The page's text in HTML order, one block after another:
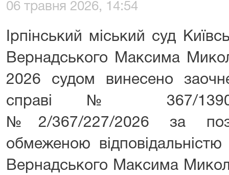
06 травня 2026, 14:54
Ірпінський міський суд
Вернадського Максима
2026 судом винесено
справі № 367/13904/
№2/367/227/2026 за
обмеженою
Вернадського Максима